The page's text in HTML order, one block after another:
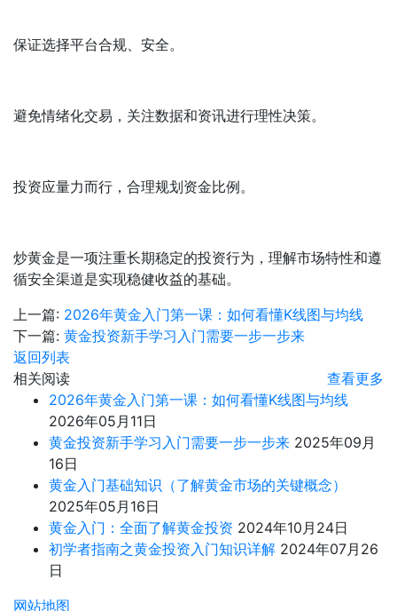
保证选择平台合规、安全。
避免情绪化交易，关注数据和资讯进行理性决策。
投资应量力而行，合理规划资金比例。
炒黄金是一项注重长期稳定的投资行为，理解市场特性和遵
循安全渠道是实现稳健收益的基础。
上一篇: 2026年黄金入门第一课：如何看懂K线图与均线
下一篇: 黄金投资新手学习入门需要一步一步来
返回列表
相关阅读
查看更多
2026年黄金入门第一课：如何看懂K线图与均线
2026年05月11日
黄金投资新手学习入门需要一步一步来 2025年09月
16日
黄金入门基础知识（了解黄金市场的关键概念）
2025年05月16日
黄金入门：全面了解黄金投资 2024年10月24日
初学者指南之黄金投资入门知识详解 2024年07月26
日
网站地图